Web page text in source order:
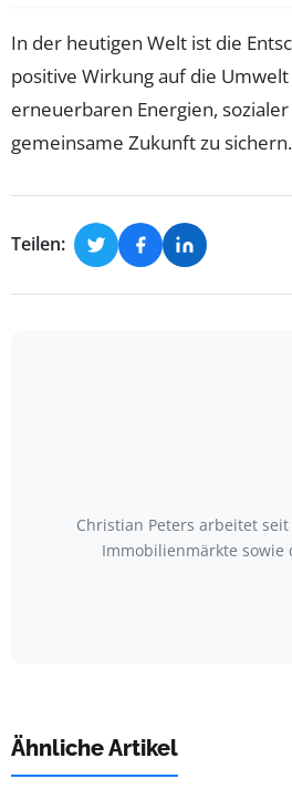
In der heutigen Welt ist die
positive Wirkung auf die
erneuerbaren Energien,
gemeinsame Zukunft zu sichern.
Teilen:
Christian Peters arbeitet
Immobilienmärkte
Ähnliche Artikel